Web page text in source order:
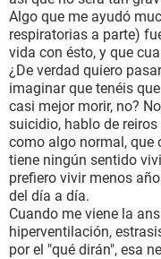
Algo que me ayudó
respiratorias a parte)
vida con ésto, y que
¿De verdad quiero
imaginar que tenéis
casi mejor morir, no?
suicidio, hablo de
como algo normal, que
tiene ningún sentido
prefiero vivir menos
del día a día.
Cuando me viene la
hiperventilación,
por el "qué dirán", esa